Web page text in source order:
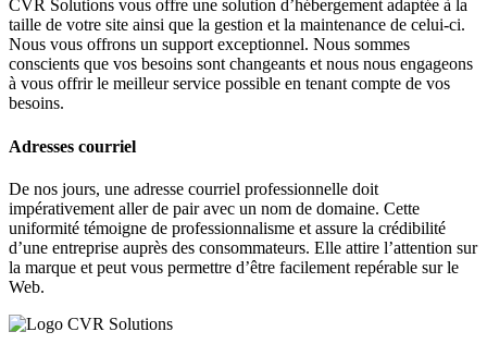
CVR Solutions vous offre une solution d’hébergement adaptée à la
taille de votre site ainsi que la gestion et la maintenance de celui-ci.
Nous vous offrons un support exceptionnel. Nous sommes
conscients que vos besoins sont changeants et nous nous engageons
à vous offrir le meilleur service possible en tenant compte de vos
besoins.
Adresses courriel
De nos jours, une adresse courriel professionnelle doit
impérativement aller de pair avec un nom de domaine. Cette
uniformité témoigne de professionnalisme et assure la crédibilité
d’une entreprise auprès des consommateurs. Elle attire l’attention sur
la marque et peut vous permettre d’être facilement repérable sur le
Web.